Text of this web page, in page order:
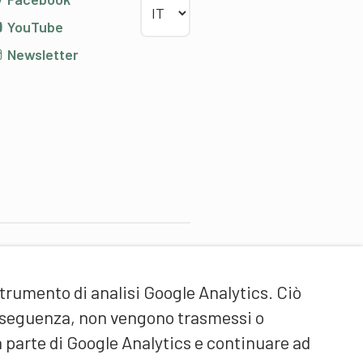
di analisi Google Analytics. Ciò
non vengono trasmessi o
di Google Analytics e continuare ad
YouTube
Newsletter
universitaria federale
Sport Macolin SUFSM
FR)